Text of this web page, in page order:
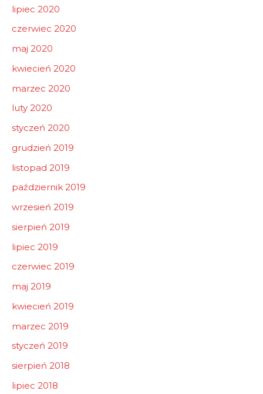
lipiec 2020
czerwiec 2020
maj 2020
kwiecień 2020
marzec 2020
luty 2020
styczeń 2020
grudzień 2019
listopad 2019
październik 2019
wrzesień 2019
sierpień 2019
lipiec 2019
czerwiec 2019
maj 2019
kwiecień 2019
marzec 2019
styczeń 2019
sierpień 2018
lipiec 2018